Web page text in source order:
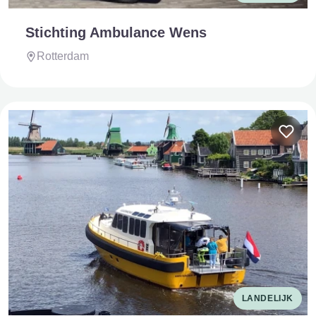
Stichting Ambulance Wens
Rotterdam
LANDELIJK